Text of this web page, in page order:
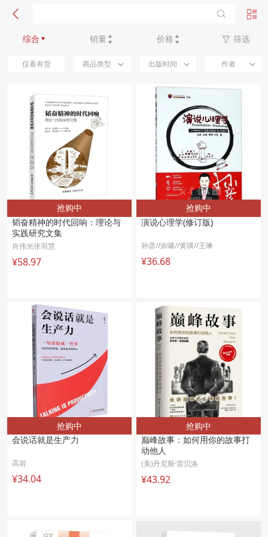
综合 销量 价格 筛选
新品优先
仅看有货 商品类型 出版时间 作者
抢购中
韬奋精神的时代回响：理论与
实践研究文集
肖伟光张羽慧
¥58.97
抢购中
演说心理学(修订版)
孙彦//佘啸//黄璜//王琳
¥36.68
抢购中
会说话就是生产力
高岩
¥34.04
抢购中
巅峰故事：如何用你的故事打
动他人
(美)丹尼斯·雷贝洛
¥43.92